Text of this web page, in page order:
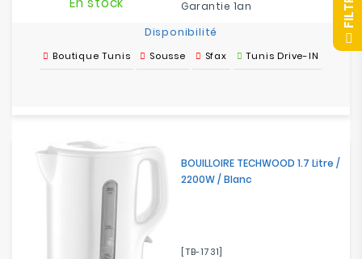
Garantie 1an
Disponibilité
Boutique Tunis Sousse Sfax Tunis Drive-IN
BOUILLOIRE TECHWOOD 1.7 Litre /
2200W / Blanc
[TB-1731]